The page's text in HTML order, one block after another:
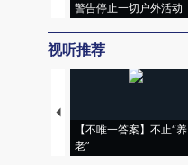
警告停止一切户外活动
视听推荐
【不唯一答案】不止“养
老”